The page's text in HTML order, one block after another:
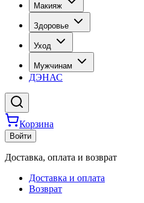
Макияж
Здоровье
Уход
Мужчинам
ДЭНАС
Корзина
Войти
Доставка, оплата и возврат
Доставка и оплата
Возврат